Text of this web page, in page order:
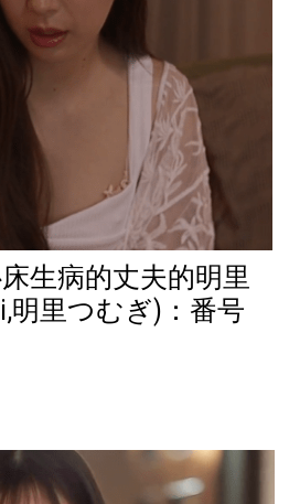
生病的丈夫的明里
明里つむぎ)：番号